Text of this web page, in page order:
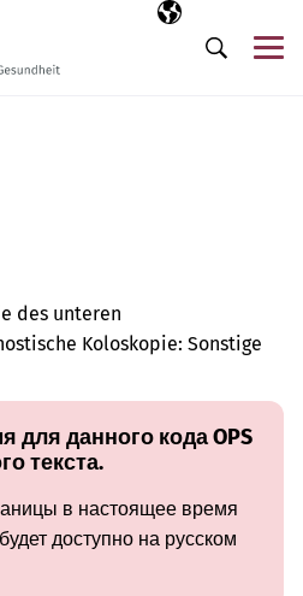
Выбранный
RU
Поиск
des unteren
Koloskopie: Sonstige
для данного кода OPS
текста.
в настоящее время
доступно на русском